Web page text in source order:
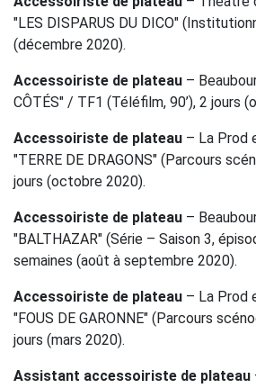
"LES DISPARUS DU DICO"
(décembre 2020).
Accessoiriste de plateau –
CÔTÉS" / TF1 (Téléfilm, 90’), 2 jours
Accessoiriste de plateau – La Prod
"TERRE DE DRAGONS" (Parcours
jours (octobre 2020).
Accessoiriste de plateau –
"BALTHAZAR" (Série – Saison 3,
semaines (août à septembre 2020).
Accessoiriste de plateau – La Prod
"FOUS DE GARONNE" (Parcours
jours (mars 2020).
Assistant accessoiriste de plateau